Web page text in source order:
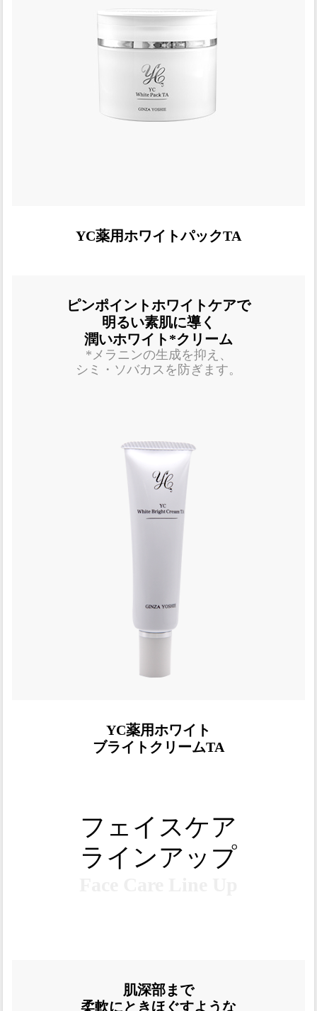
YC薬用ホワイトパックTA
ピンポイントホワイトケアで
明るい素肌に導く
潤いホワイト*クリーム
*メラニンの生成を抑え、
シミ・ソバカスを防ぎます。
YC薬用ホワイト
ブライトクリームTA
フェイスケア
ラインアップ
肌深部まで
柔軟にときほぐすような